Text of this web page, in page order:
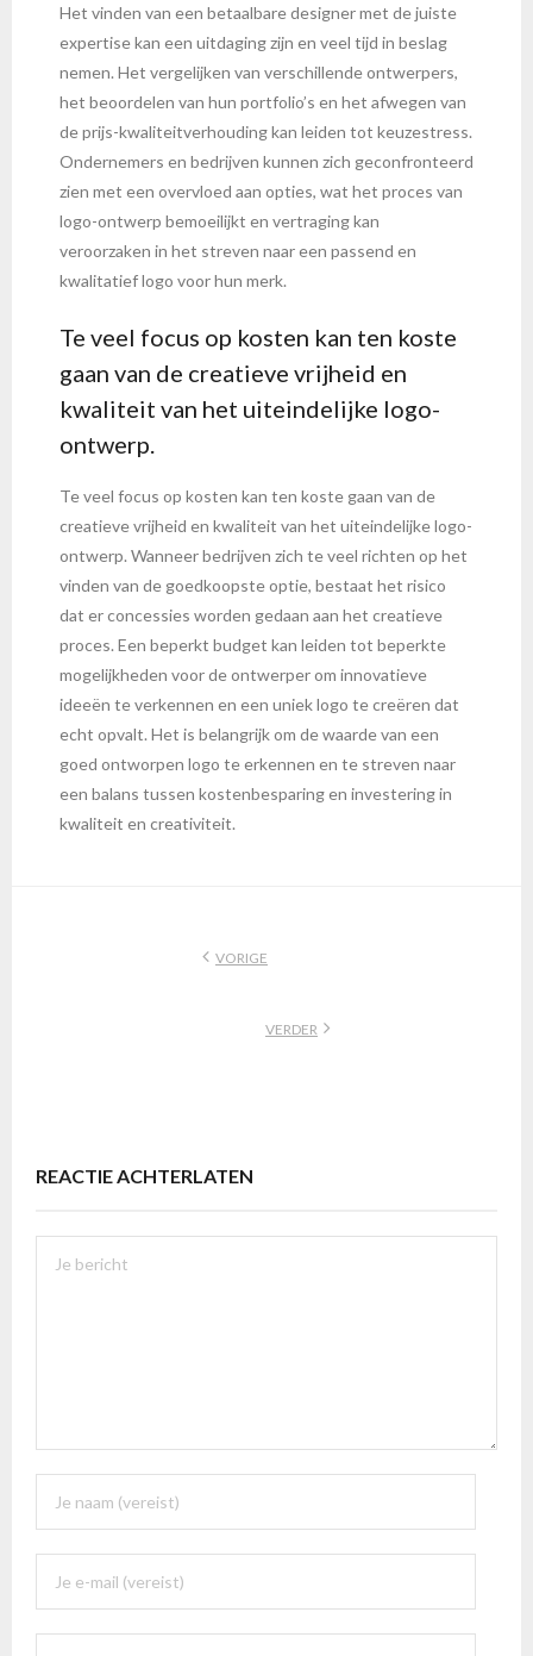
Het vinden van een betaalbare designer met de juiste
expertise kan een uitdaging zijn en veel tijd in beslag
nemen. Het vergelijken van verschillende ontwerpers,
het beoordelen van hun portfolio’s en het afwegen van
de prijs-kwaliteitverhouding kan leiden tot keuzestress.
Ondernemers en bedrijven kunnen zich geconfronteerd
zien met een overvloed aan opties, wat het proces van
logo-ontwerp bemoeilijkt en vertraging kan
veroorzaken in het streven naar een passend en
kwalitatief logo voor hun merk.
Te veel focus op kosten kan ten koste
gaan van de creatieve vrijheid en
kwaliteit van het uiteindelijke logo-
ontwerp.
Te veel focus op kosten kan ten koste gaan van de
creatieve vrijheid en kwaliteit van het uiteindelijke logo-
ontwerp. Wanneer bedrijven zich te veel richten op het
vinden van de goedkoopste optie, bestaat het risico
dat er concessies worden gedaan aan het creatieve
proces. Een beperkt budget kan leiden tot beperkte
mogelijkheden voor de ontwerper om innovatieve
ideeën te verkennen en een uniek logo te creëren dat
echt opvalt. Het is belangrijk om de waarde van een
goed ontworpen logo te erkennen en te streven naar
een balans tussen kostenbesparing en investering in
kwaliteit en creativiteit.
VORIGE
VERDER
REACTIE ACHTERLATEN